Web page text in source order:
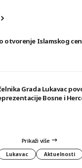
otvorenje Islamskog
Grada Lukavac
Bosne i
Prikaži više
Lukavac Aktuelnosti